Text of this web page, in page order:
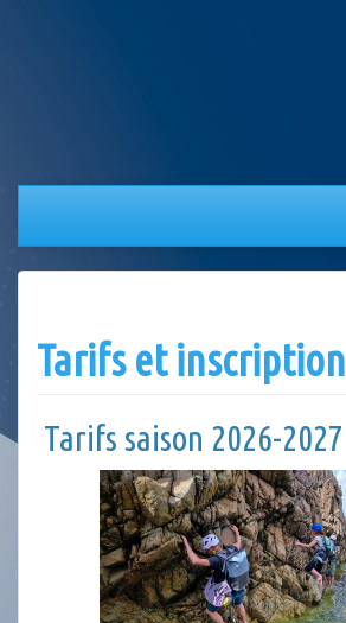
Tarifs et inscription
Tarifs saison 2026-2027